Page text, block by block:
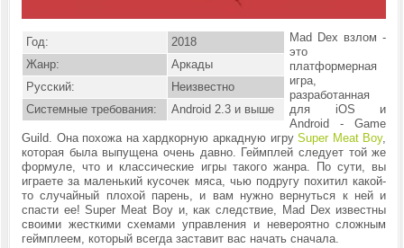
Год:
2018
Жанр:
Аркады
Русский:
Неизвестно
Системные требования:
Android 2.3 и выше
Mad Dex взлом -
это
платформерная
игра,
разработанная
для iOS и
Android - Game
Guild. Она похожа на хардкорную аркадную игруSuper Meat Boy,
которая была выпущена очень давно. Геймплей следует той же
формуле, что и классические игры такого жанра. По сути, вы
играете за маленький кусочек мяса, чью подругу похитил какой-
то случайный плохой парень, и вам нужно вернуться к ней и
спасти ее! Super Meat Boy и, как следствие, Mad Dex известны
своими жесткими схемами управления и невероятно сложным
геймплеем, который всегда заставит вас начать сначала.